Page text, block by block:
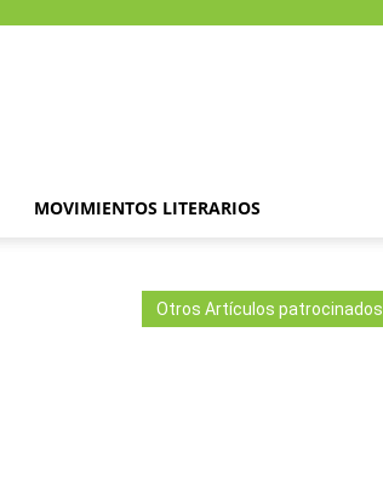
MOVIMIENTOS LITERARIOS
Otros Artículos patrocinados